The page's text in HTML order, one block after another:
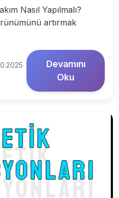
Nasıl Yapılmalı?
artırmak
Devamını
Oku